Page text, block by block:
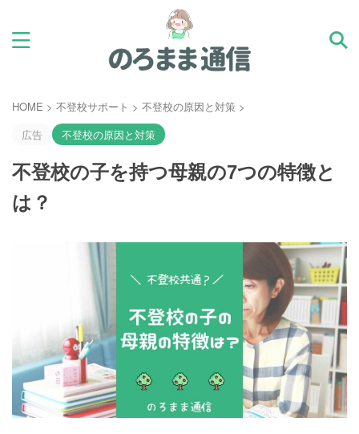
HOME > 不登校サポート > 不登校の原因と対策 >
広告
不登校の原因と対策
不登校の子を持つ母親の7つの特徴と
は？